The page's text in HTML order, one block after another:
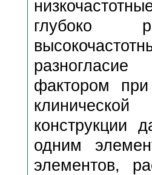
глубоко
фактором
конструкции
одним
элементов,